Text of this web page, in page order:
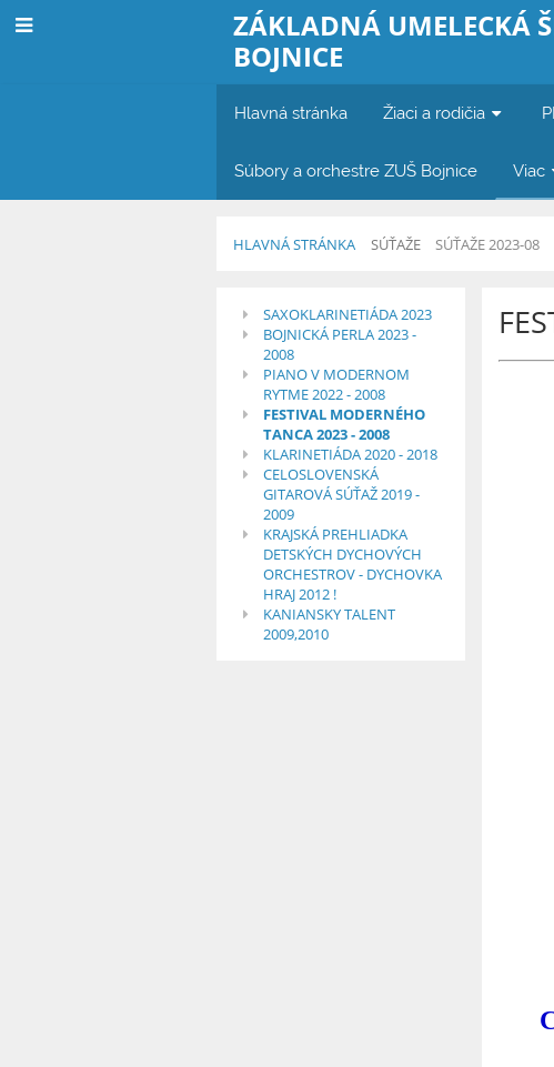
ZÁKLADNÁ UMELECKÁ
BOJNICE
Hlavná stránka Žiaci a rodičia
Súbory a orchestre ZUŠ Bojnice Viac
HLAVNÁ STRÁNKA SÚŤAŽE SÚŤAŽE 2023-08
Súťaže
2023-
08
SAXOKLARINETIÁDA 2023
BOJNICKÁ PERLA 2023 -
2008
PIANO V MODERNOM
RYTME 2022 - 2008
FESTIVAL MODERNÉHO
TANCA 2023 - 2008
KLARINETIÁDA 2020 - 2018
CELOSLOVENSKÁ
GITAROVÁ SÚŤAŽ 2019 -
2009
KRAJSKÁ PREHLIADKA
DETSKÝCH DYCHOVÝCH
ORCHESTROV - DYCHOVKA
HRAJ 2012 !
KANIANSKY TALENT
2009,2010